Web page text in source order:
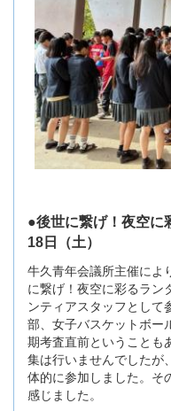
●後世に繋げ！夜空
18日（土）
牛久青年会議所主催によ
に繋げ！夜空に彩るラン
ンティアスタッフとして
部、女子バスケットボー
期考査直前ということも
集は行いませんでしたが
体的に参加しました。そ
感じました。